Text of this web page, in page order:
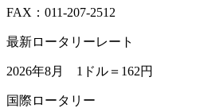
FAX：011-207-2512
最新ロータリーレート
2026年8月 1ドル＝ 162円
国際ロータリー